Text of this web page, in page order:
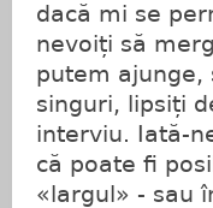
dacă mi se
nevoiți să
putem ajunge,
singuri, lipsiți
interviu. Iată-
că poate fi
«largul» - sau